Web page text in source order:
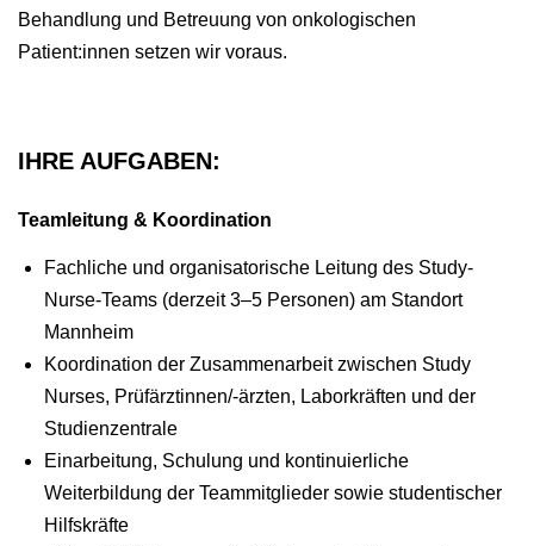
Behandlung und Betreuung von onkologischen
Patient:innen setzen wir voraus.
IHRE AUFGABEN:
Teamleitung & Koordination
Fachliche und organisatorische Leitung des Study-
Nurse-Teams (derzeit 3–5 Personen) am Standort
Mannheim
Koordination der Zusammenarbeit zwischen Study
Nurses, Prüfärztinnen/-ärzten, Laborkräften und der
Studienzentrale
Einarbeitung, Schulung und kontinuierliche
Weiterbildung der Teammitglieder sowie studentischer
Hilfskräfte